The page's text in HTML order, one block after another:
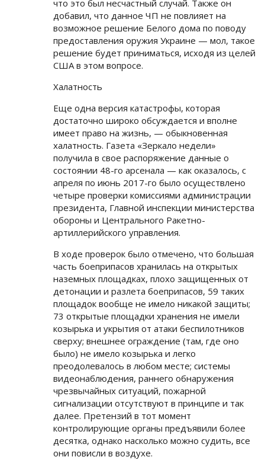
что это был несчастный случай. Также он
добавил, что данное ЧП не повлияет на
возможное решение Белого дома по поводу
предоставления оружия Украине — мол, такое
решение будет приниматься, исходя из целей
США в этом вопросе.
Халатность
Еще одна версия катастрофы, которая
достаточно широко обсуждается и вполне
имеет право на жизнь, — обыкновенная
халатность. Газета «Зеркало недели»
получила в свое распоряжение данные о
состоянии 48-го арсенала — как оказалось, с
апреля по июнь 2017-го было осуществлено
четыре проверки комиссиями администрации
президента, Главной инспекции министерства
обороны и Центрального Ракетно-
артиллерийского управления.
В ходе проверок было отмечено, что большая
часть боеприпасов хранилась на открытых
наземных площадках, плохо защищенных от
детонации и разлета боеприпасов, 59 таких
площадок вообще не имело никакой защиты;
73 открытые площадки хранения не имели
козырька и укрытия от атаки беспилотников
сверху; внешнее ограждение (там, где оно
было) не имело козырька и легко
преодолевалось в любом месте; системы
видеонаблюдения, раннего обнаружения
чрезвычайных ситуаций, пожарной
сигнализации отсутствуют в принципе и так
далее. Претензий в тот момент
контролирующие органы предъявили более
десятка, однако насколько можно судить, все
они повисли в воздухе.